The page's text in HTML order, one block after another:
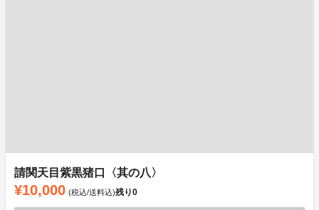
請関天目紫黒猪口〈其の八〉
¥10,000 (税込/送料込)残り0